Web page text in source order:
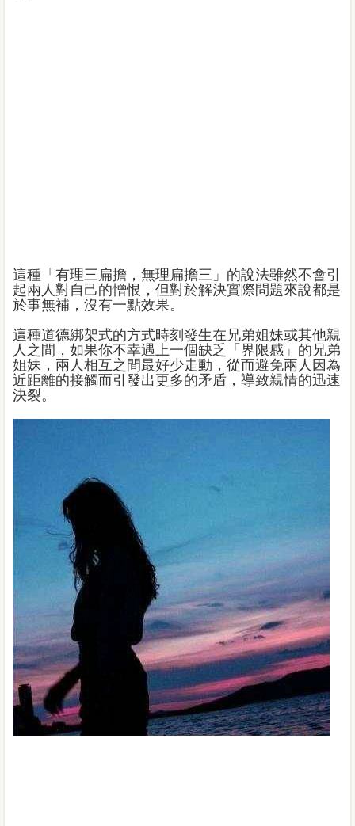
這種「有理三扁擔，無理扁擔三」的說法雖然不會引
起兩人對自己的憎恨，但對於解決實際問題來說都是
於事無補，沒有一點效果。
這種道德綁架式的方式時刻發生在兄弟姐妹或其他親
人之間，如果你不幸遇上一個缺乏「界限感」的兄弟
姐妹，兩人相互之間最好少走動，從而避免兩人因為
近距離的接觸而引發出更多的矛盾，導致親情的迅速
決裂。